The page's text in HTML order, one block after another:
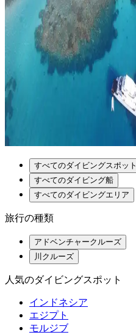
すべてのダイビングスポット
すべてのダイビング船
すべてのダイビングエリア
旅行の種類
アドベンチャークルーズ
川クルーズ
人気のダイビングスポット
インドネシア
エジプト
モルジブ